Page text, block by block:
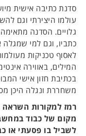
סדנת כתיבה אישית
עולמו היצירתי וגם
גלויים. הסדנה
כתביו, וגם למי
לאסוף טכניקות
המילים, באווירה
בכתיבת חזון אישי
משחררת ונגלה היכן
רמז למקורות
מקום של כבוד
לשביל בו פסעתי או